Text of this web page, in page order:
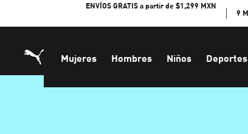
ENVÍOS GRATIS a partir de $1,299 MXN
9
Mujeres Hombres Niños Deportes